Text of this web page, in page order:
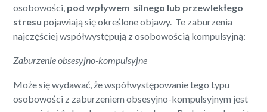
osobowości, pod wpływem silnego lub przewlekłego
stresu pojawiają się określone objawy. Te zaburzenia
najczęściej współwystępują z osobowością kompulsyjną:
Zaburzenie obsesyjno-kompulsyjne
Może się wydawać, że współwystępowanie tego typu
osobowości z zaburzeniem obsesyjno-kompulsyjnym jest